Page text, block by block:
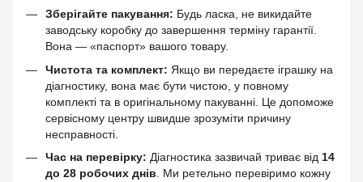
Зберігайте пакування: Будь ласка, не викидайте
заводську коробку до завершення терміну гарантії.
Вона — «паспорт» вашого товару.
Чистота та комплект: Якщо ви передаєте іграшку на
діагностику, вона має бути чистою, у повному
комплекті та в оригінальному пакуванні. Це допоможе
сервісному центру швидше зрозуміти причину
несправності.
Час на перевірку: Діагностика зазвичай триває від 14
до 28 робочих днів . Ми ретельно перевіримо кожну